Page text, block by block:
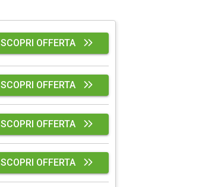
SCOPRI OFFERTA
SCOPRI OFFERTA
SCOPRI OFFERTA
SCOPRI OFFERTA